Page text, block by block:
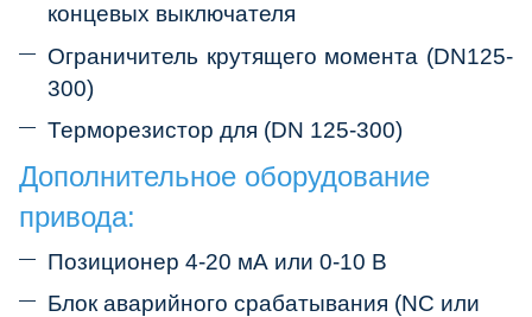
концевых выключателя
Ограничитель крутящего момента (DN125-
300)
Терморезистор для (DN 125-300)
Дополнительное оборудование
привода:
Позиционер 4-20 мА или 0-10 В
Блок аварийного срабатывания (NC или